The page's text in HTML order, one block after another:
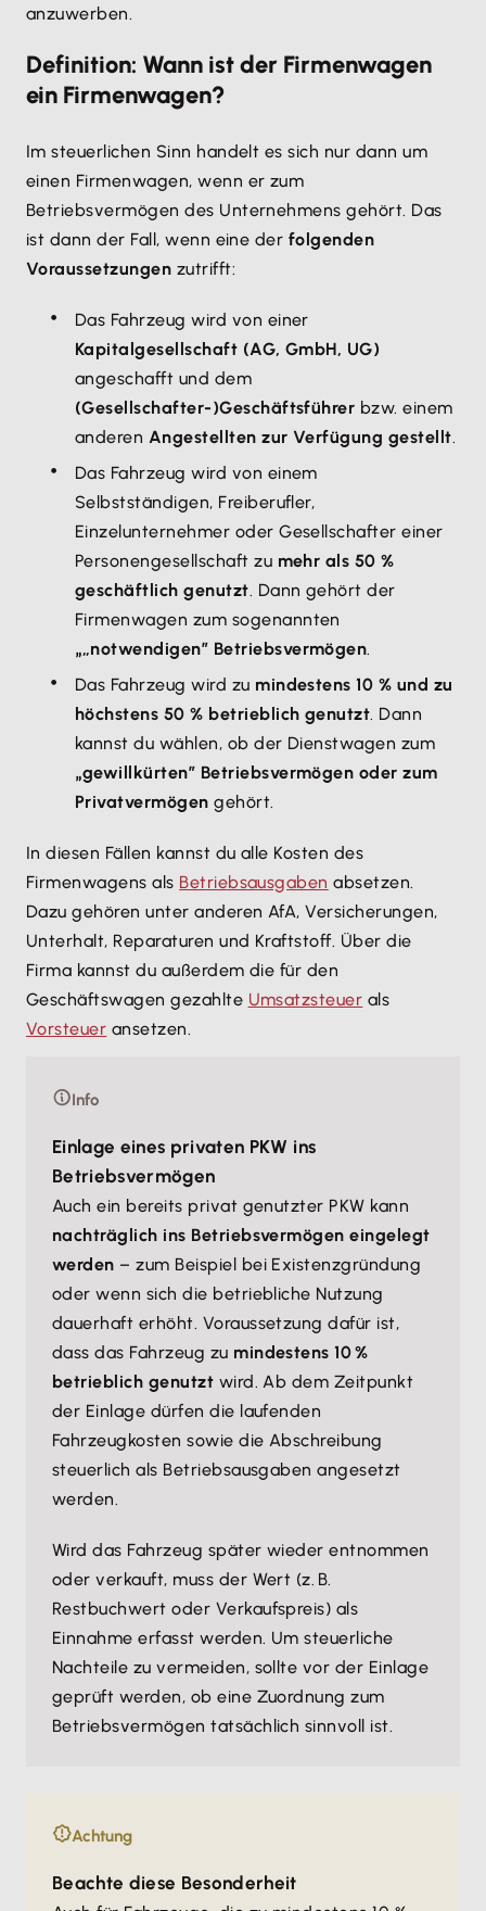
anzuwerben.
Definition: Wann ist der Firmenwagen
ein Firmenwagen?
Im steuerlichen Sinn handelt es sich nur dann um
einen Firmenwagen, wenn er zum
Betriebsvermögen des Unternehmens gehört. Das
ist dann der Fall, wenn eine der folgenden
Voraussetzungen zutrifft:
Das Fahrzeug wird von einer
Kapitalgesellschaft (AG, GmbH, UG)
angeschafft und dem
(Gesellschafter-)Geschäftsführer bzw. einem
anderen Angestellten zur Verfügung gestellt.
Das Fahrzeug wird von einem
Selbstständigen, Freiberufler,
Einzelunternehmer oder Gesellschafter einer
Personengesellschaft zu mehr als 50 %
geschäftlich genutzt. Dann gehört der
Firmenwagen zum sogenannten
„„notwendigen” Betriebsvermögen.
Das Fahrzeug wird zu mindestens 10 % und zu
höchstens 50 % betrieblich genutzt. Dann
kannst du wählen, ob der Dienstwagen zum
„gewillkürten” Betriebsvermögen oder zum
Privatvermögen gehört.
In diesen Fällen kannst du alle Kosten des
Firmenwagens als Betriebsausgaben absetzen.
Dazu gehören unter anderen AfA, Versicherungen,
Unterhalt, Reparaturen und Kraftstoff. Über die
Firma kannst du außerdem die für den
Geschäftswagen gezahlte Umsatzsteuer als
Vorsteuer ansetzen.
Info
Einlage eines privaten PKW ins
Betriebsvermögen
Auch ein bereits privat genutzter PKW kann
nachträglich ins Betriebsvermögen eingelegt
werden – zum Beispiel bei Existenzgründung
oder wenn sich die betriebliche Nutzung
dauerhaft erhöht. Voraussetzung dafür ist,
dass das Fahrzeug zu mindestens 10 %
betrieblich genutzt wird. Ab dem Zeitpunkt
der Einlage dürfen die laufenden
Fahrzeugkosten sowie die Abschreibung
steuerlich als Betriebsausgaben angesetzt
werden.
Wird das Fahrzeug später wieder entnommen
oder verkauft, muss der Wert (z. B.
Restbuchwert oder Verkaufspreis) als
Einnahme erfasst werden. Um steuerliche
Nachteile zu vermeiden, sollte vor der Einlage
geprüft werden, ob eine Zuordnung zum
Betriebsvermögen tatsächlich sinnvoll ist.
Achtung
Beachte diese Besonderheit